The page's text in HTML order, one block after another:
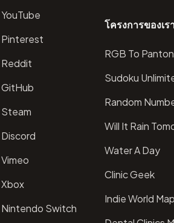
Switch
โครงการของเร
RGB To
Sudoku
Random
Will It Rain
Water A Day
Clinic Geek
Indie World Map